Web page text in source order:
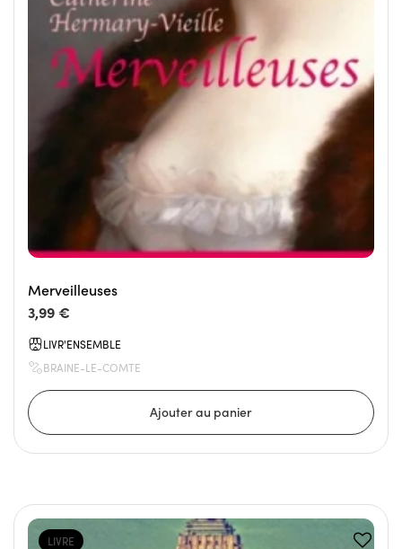
Merveilleuses
3,99 €
LIVR'ENSEMBLE
BRAINE-LE-COMTE
LIVRE